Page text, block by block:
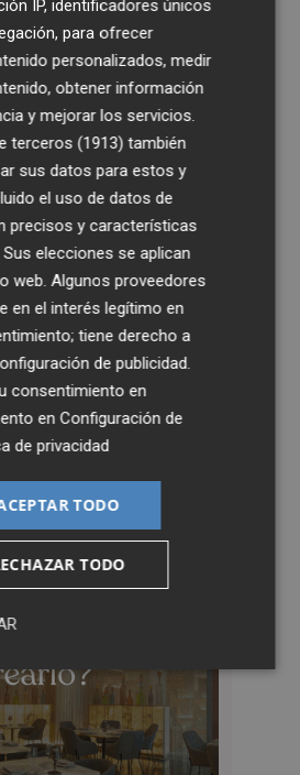
IP, identificadores únicos
para ofrecer
personalizados, medir
obtener información
y mejorar los servicios.
terceros (1913) también
sus datos para estos y
el uso de datos de
precisos y características
elecciones se aplican
web. Algunos proveedores
en el interés legítimo en
tiene derecho a
de publicidad
consentimiento en
enConfiguración de
de privacidad
TODO
TODO